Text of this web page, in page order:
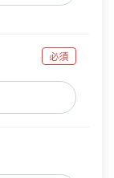
必須